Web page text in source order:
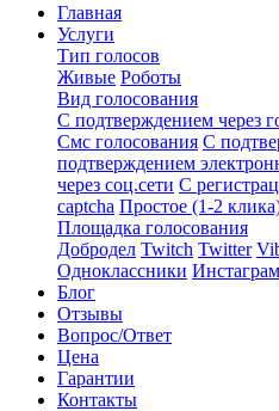
Главная
Услуги
Тип голосов
Живые Роботы
Вид голосования
С подтверждением через
Смс голосования С
подтверждением
через соц.сети С
captcha Простое (1-2
Площадка голосования
Добродел Twitch Twitter
Одноклассники Инстаграм
Блог
Отзывы
Вопрос/Ответ
Цена
Гарантии
Контакты